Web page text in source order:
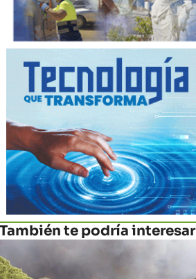
También te podría interesar